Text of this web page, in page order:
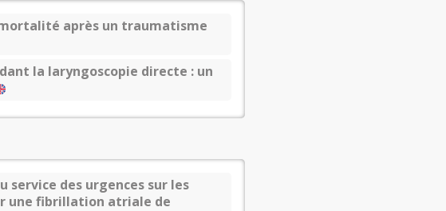
après un traumatisme
la laryngoscopie directe : un
des urgences sur les
une fibrillation atriale de